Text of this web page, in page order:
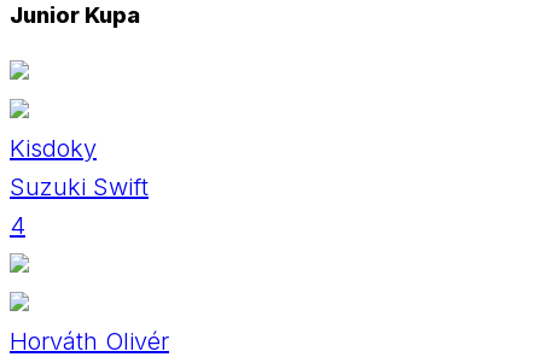
Junior Kupa
Kisdoky
Suzuki Swift
4
Horváth Olivér